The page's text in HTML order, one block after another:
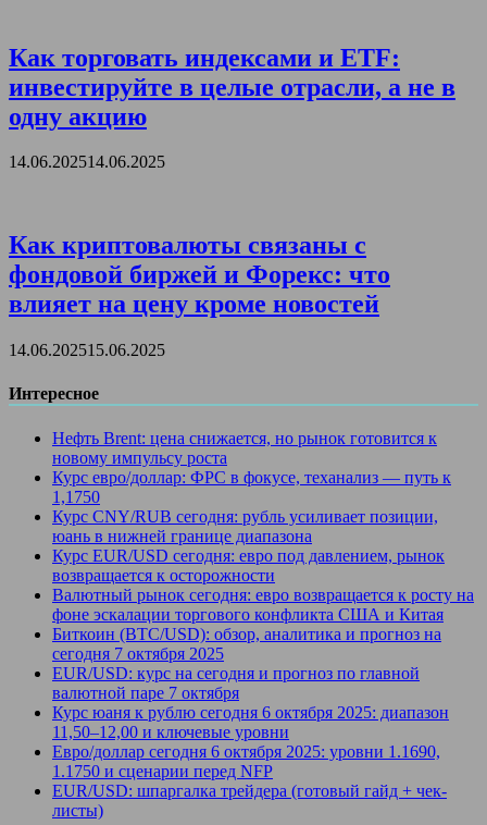
Как торговать индексами и ETF:
инвестируйте в целые отрасли, а не в
одну акцию
14.06.202514.06.2025
Как криптовалюты связаны с
фондовой биржей и Форекс: что
влияет на цену кроме новостей
14.06.202515.06.2025
Интересное
Нефть Brent: цена снижается, но рынок готовится к
новому импульсу роста
Курс евро/доллар: ФРС в фокусе, теханализ — путь к
1,1750
Курс CNY/RUB сегодня: рубль усиливает позиции,
юань в нижней границе диапазона
Курс EUR/USD сегодня: евро под давлением, рынок
возвращается к осторожности
Валютный рынок сегодня: евро возвращается к росту на
фоне эскалации торгового конфликта США и Китая
Биткоин (BTC/USD): обзор, аналитика и прогноз на
сегодня 7 октября 2025
EUR/USD: курс на сегодня и прогноз по главной
валютной паре 7 октября
Курс юаня к рублю сегодня 6 октября 2025: диапазон
11,50–12,00 и ключевые уровни
Евро/доллар сегодня 6 октября 2025: уровни 1.1690,
1.1750 и сценарии перед NFP
EUR/USD: шпаргалка трейдера (готовый гайд + чек-
листы)